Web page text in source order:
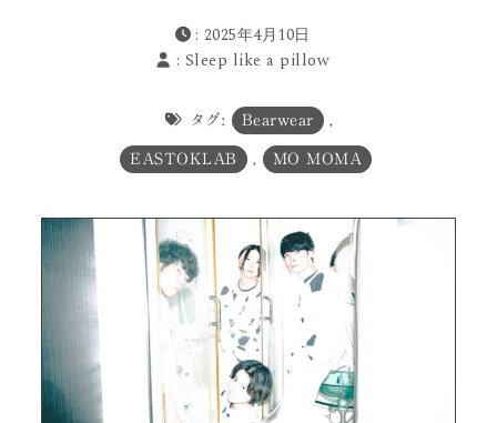
: 2025年4月10日
: Sleep like a pillow
タグ: Bearwear ,
EASTOKLAB , MO MOMA